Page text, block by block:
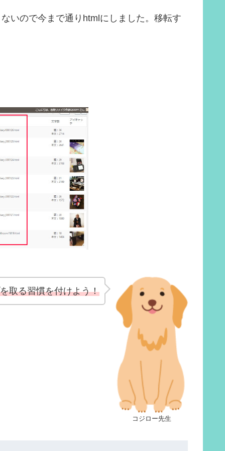
いので今まで通りhtmlにしました。移転す
コジロー先生
取る習慣を付けよう！